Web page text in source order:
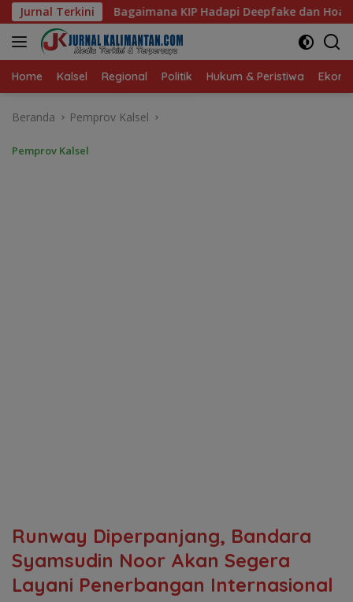
Langsung
ke
konten
Jurnal Terkini
Hadapi Deepfake dan Hoaks? Dari Ruang Damai
Home Kalsel Regional Politik Hukum & Peristiwa
Beranda Pemprov Kalsel
Pemprov Kalsel
Runway Diperpanjang, Bandara
Syamsudin Noor Akan Segera
Layani Penerbangan Internasional